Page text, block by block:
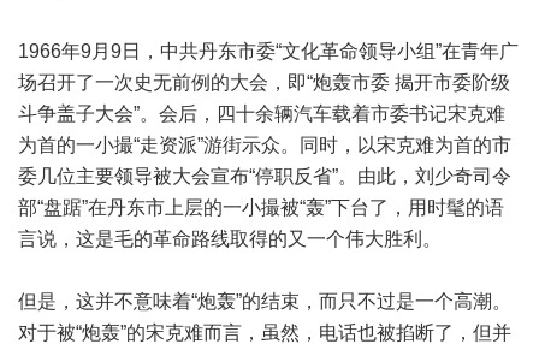
1966年9月9日，中共丹东市委“文化革命领导小组”在青年广
场召开了一次史无前例的大会，即“炮轰市委 揭开市委阶级
斗争盖子大会”。会后，四十余辆汽车载着市委书记宋克难
为首的一小撮“走资派”游街示众。同时，以宋克难为首的市
委几位主要领导被大会宣布“停职反省”。由此，刘少奇司令
部“盘踞”在丹东市上层的一小撮被“轰”下台了，用时髦的语
言说，这是毛的革命路线取得的又一个伟大胜利。
但是，这并不意味着“炮轰”的结束，而只不过是一个高潮。
对于被“炮轰”的宋克难而言，虽然，电话也被掐断了，但并